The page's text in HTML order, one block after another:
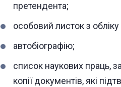
претендента;
особовий листок з обліку
автобіографію;
список наукових праць,
копії документів, які